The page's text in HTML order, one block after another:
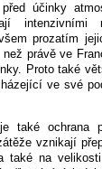
účinky
intenzivními
prozatím
právě ve
Proto také
ve své
také ochrana
vznikají
také na